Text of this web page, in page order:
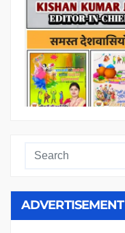
ADVERTISEMENT